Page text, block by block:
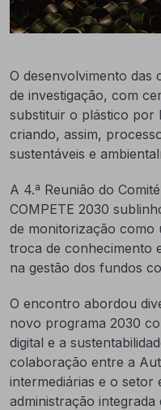
O desenvolvimento das
de investigação, com
substituir o plástico por
criando, assim,
sustentáveis e
A 4.ª Reunião do
COMPETE 2030
de monitorização como
troca de conhecimento
na gestão dos fundos
O encontro abordou
novo programa 2030
digital e a
colaboração entre a
intermediárias e o setor
administração integrada